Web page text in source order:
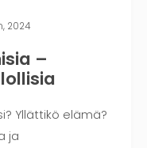
2024
–
Yllättikö elämä?
ja